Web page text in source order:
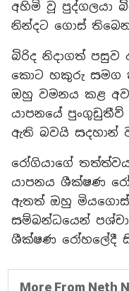
අහිමි වූ පුද්ගලයා
නින්දට ගොස්
බිරිද නිදාගත්
කොට හකුරු සමග
ඔහු වමනය කළ
යාපනයේ
ඇති බවයි සදහාන්
රෝගියාගේ
යාපනය ශීක්ෂණ
ඇතත් ඔහු
සම්බන්ධයෙන්
ශීක්ෂණ රෝහලේදී
More From Neth